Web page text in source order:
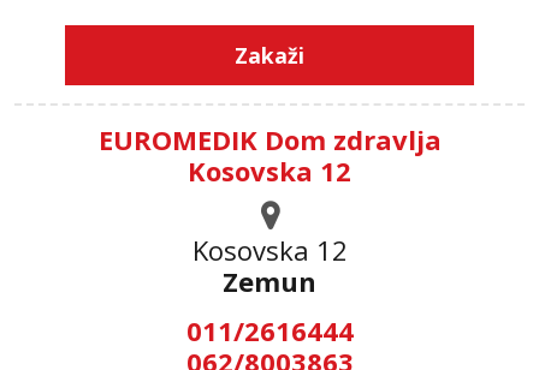
Zakaži
EUROMEDIK Dom zdravlja
Kosovska 12
Kosovska 12
Zemun
011/2616444
062/8003863